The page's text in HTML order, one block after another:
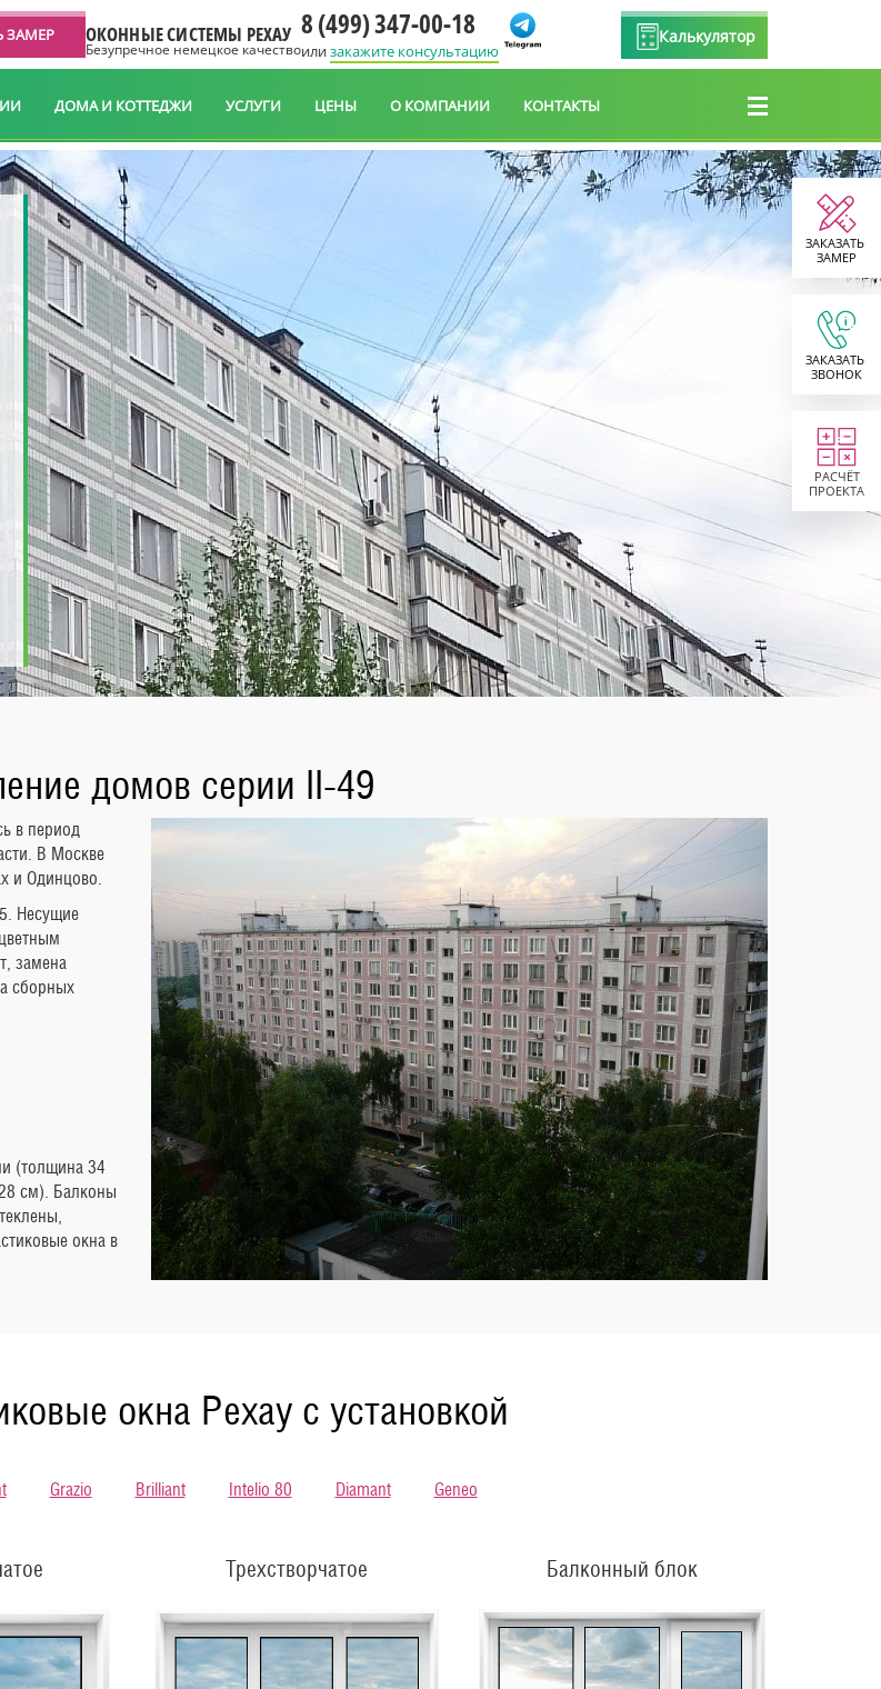
ЗАМЕР ОКОННЫЕ СИСТЕМЫ РЕХАУ
Безупречное немецкое качество
8 (499) 347-00-18
илизакажите консультацию
Калькулятор
ДОМА И КОТТЕДЖИ УСЛУГИ ЦЕНЫ О КОМПАНИИ КОНТАКТЫ
домов серии II-49
в период
В Москве
и Одинцово.
Несущие
замена
сборных
(толщина 34
см). Балконы
окна в
окна Рехау с установкой
Grazio Brilliant Intelio 80 Diamant Geneo
Трехстворчатое Балконный блок
ЗАКАЗАТЬ
ЗАМЕР
ЗАКАЗАТЬ
ЗВОНОК
РАСЧЁТ
ПРОЕКТА